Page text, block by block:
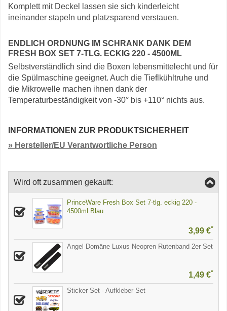
Komplett mit Deckel lassen sie sich kinderleicht
ineinander stapeln und platzsparend verstauen.
ENDLICH ORDNUNG IM SCHRANK DANK DEM
FRESH BOX SET 7-TLG. ECKIG 220 - 4500ML
Selbstverständlich sind die Boxen lebensmittelecht und für
die Spülmaschine geeignet. Auch die Tieflkühltruhe und
die Mikrowelle machen ihnen dank der
Temperaturbeständigkeit von -30° bis +110° nichts aus.
INFORMATIONEN ZUR PRODUKTSICHERHEIT
» Hersteller/EU Verantwortliche Person
Wird oft zusammen gekauft:
PrinceWare Fresh Box Set 7-tlg. eckig 220 -
4500ml Blau
3,99 €*
Angel Domäne Luxus Neopren Rutenband 2er Set
1,49 €*
Sticker Set - Aufkleber Set